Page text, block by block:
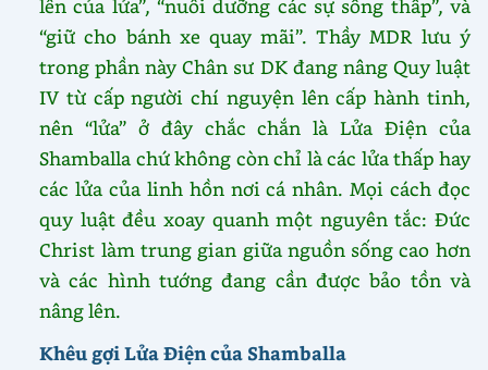
lên của lửa”, “nuôi dưỡng các sự sống thấp”, và
“giữ cho bánh xe quay mãi”. Thầy MDR lưu ý
trong phần này Chân sư DK đang nâng Quy luật
IV từ cấp người chí nguyện lên cấp hành tinh,
nên “lửa” ở đây chắc chắn là Lửa Điện của
Shamballa chứ không còn chỉ là các lửa thấp hay
các lửa của linh hồn nơi cá nhân. Mọi cách đọc
quy luật đều xoay quanh một nguyên tắc: Đức
Christ làm trung gian giữa nguồn sống cao hơn
và các hình tướng đang cần được bảo tồn và
nâng lên.
Khêu gợi Lửa Điện của Shamballa